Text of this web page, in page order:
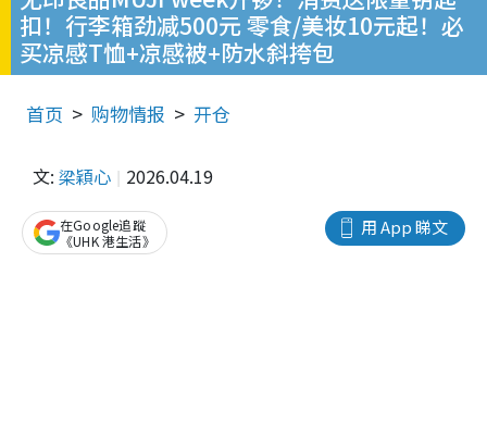
扣！行李箱劲减500元 零食/美妆10元起！必
买凉感T恤+凉感被+防水斜挎包
首页 购物情报 开仓
文: 梁穎心 2026.04.19
用 App 睇文
在Google追蹤
《UHK 港生活》